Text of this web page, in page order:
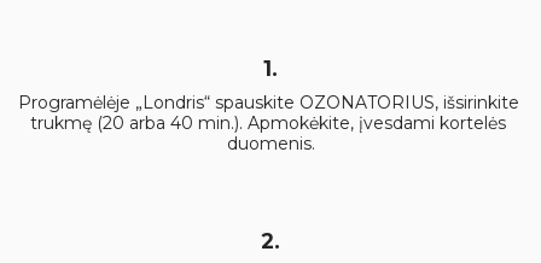
1.
Programėlėje „Londris“ spauskite OZONATORIUS, išsirinkite
trukmę (20 arba 40 min.). Apmokėkite, įvesdami kortelės
duomenis.
2.